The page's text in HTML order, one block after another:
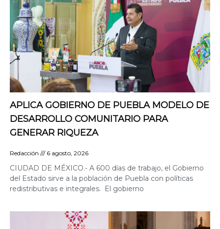
APLICA GOBIERNO DE PUEBLA MODELO DE
DESARROLLO COMUNITARIO PARA
GENERAR RIQUEZA
Redacción 6 agosto, 2026
CIUDAD DE MÉXICO.- A 600 días de trabajo, el Gobierno
del Estado sirve a la población de Puebla con políticas
redistributivas e integrales. El gobierno